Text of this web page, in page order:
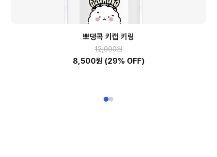
뽀댕콕 키캡 키링
12,000원
8,500원 (29% OFF)